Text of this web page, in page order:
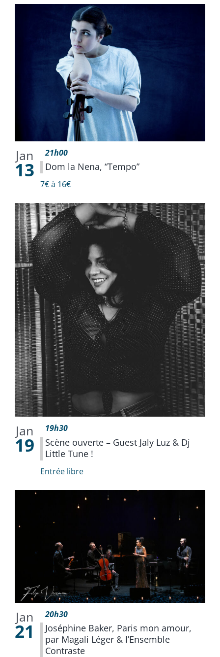
Jan
13
21h00
Dom la Nena, “Tempo”
7€ à 16€
Jan
19
19h30
Scène ouverte – Guest Jaly Luz & Dj
Little Tune !
Entrée libre
Jan
21
20h30
Joséphine Baker, Paris mon amour,
par Magali Léger & l’Ensemble
Contraste